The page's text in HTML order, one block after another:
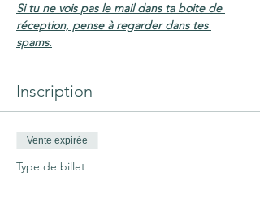
Si tu ne vois pas le mail dans ta boite de
réception, pense à regarder dans tes
spams.
Inscription
Vente expirée
Type de billet